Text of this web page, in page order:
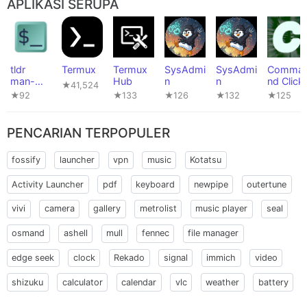
APLIKASI SERUPA
tldr
man-
pages
★92
Termux
★41,524
Termux
Hub
★133
SysAdmi
n
★126
SysAdmi
n
★132
Comma
nd Click
★125
PENCARIAN TERPOPULER
fossify launcher vpn music Kotatsu
Activity Launcher pdf keyboard newpipe outertune
vivi camera gallery metrolist music player seal
osmand ashell mull fennec file manager
edge seek clock Rekado signal immich video
shizuku calculator calendar vlc weather battery